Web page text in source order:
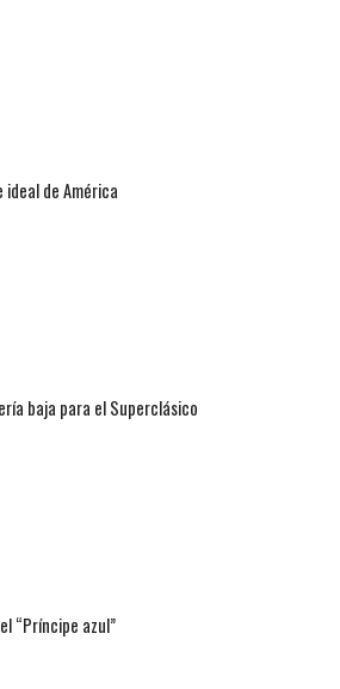
ideal de América
baja para el Superclásico
“Príncipe azul”